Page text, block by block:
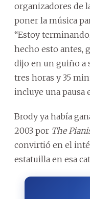
organizadores de
poner la música
“Estoy
hecho esto antes,
dijo en un guiño a
tres horas y 35
incluye una pausa
Brody ya había
2003 por The
convirtió en el
estatuilla en esa